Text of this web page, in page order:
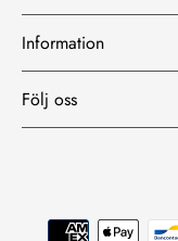
Information
Följ oss